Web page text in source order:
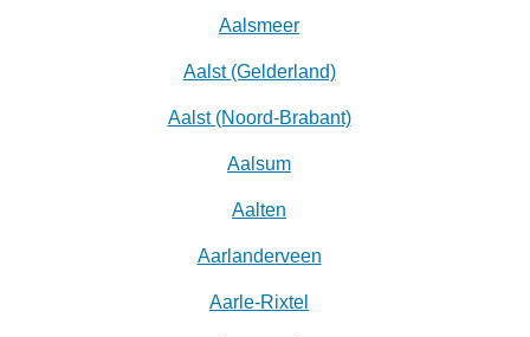
Aalsmeer
Aalst (Gelderland)
Aalst (Noord-Brabant)
Aalsum
Aalten
Aarlanderveen
Aarle-Rixtel